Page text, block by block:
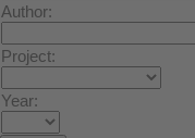
Author:
Project:
Year: